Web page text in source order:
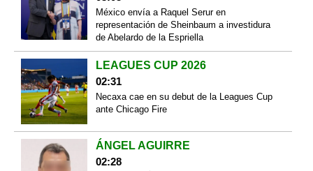
México envía a Raquel Serur en
representación de Sheinbaum a investidura
de Abelardo de la Espriella
LEAGUES CUP 2026
02:31
Necaxa cae en su debut de la Leagues Cup
ante Chicago Fire
ÁNGEL AGUIRRE
02:28